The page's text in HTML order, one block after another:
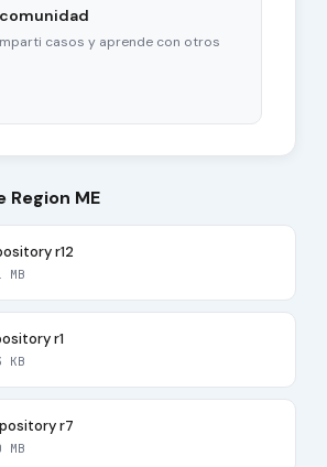
casos y aprende con otros
Region ME
r12
MB
r1
KB
r7
MB